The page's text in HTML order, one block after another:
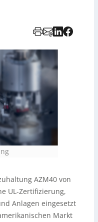
AZM40 von
UL-Zertifizierung,
Anlagen eingesetzt
Markt